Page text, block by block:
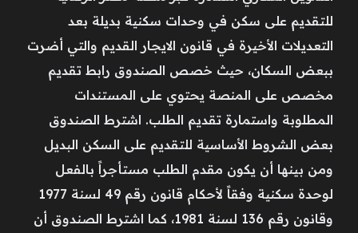
للتقديم على سكن في وحدات سكنية بديلة بعد
التعديلات الأخيرة في قانون الايجار القديم والتي أضرت
ببعض السكان، حيث خصص الصندوق رابط تقديم
مخصص على المنصة يحتوي على المستندات
المطلوبة واستمارة تقديم الطلب. اشترط الصندوق
بعض الشروط الأساسية للتقديم على السكن البديل
ومن بينها أن يكون مقدم الطلب مستأجراً بالفعل
لوحدة سكنية وفقاً لأحكام قانون رقم 49 لسنة 1977
وقانون رقم 136 لسنة 1981، كما اشترط الصندوق أن